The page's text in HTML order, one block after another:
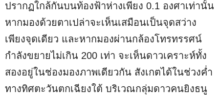
ปรากฏใกล้กันบนท้องฟ้าห่างเพียง 0.1 องศาเท่านั้น
หากมองด้วยตาเปล่าจะเห็นเสมือนเป็นจุดสว่าง
เพียงจุดเดียว และหากมองผ่านกล้องโทรทรรศน์
กำลังขยายไม่เกิน 200 เท่า จะเห็นดาวเคราะห์ทั้ง
สองอยู่ในช่องมองภาพเดียวกัน สังเกตได้ในช่วงค่ำ
ทางทิศตะวันตกเฉียงใต้ บริเวณกลุ่มดาวคนยิงธนู